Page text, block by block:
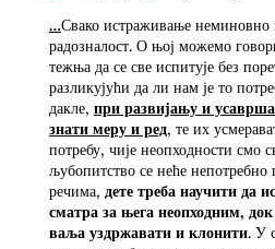
…Свако истраживање неминовно
радозналост. О њој можемо
тежња да се све испитује без
разликујући да ли нам је то
дакле, при развијању и
знати меру и ред, те их
потребу, чије неопходности смо
љубопитство се неће
речима, дете треба научити да
сматра за њега неопходним, док
ваља уздржавати и клонити. У